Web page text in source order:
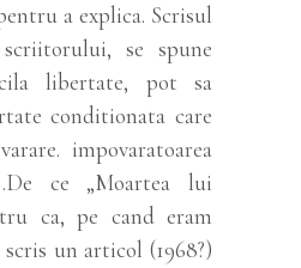
a explica. Scrisul
se spune
libertate, pot sa
conditionata care
impovaratoarea
ce „Moartea lui
ca, pe cand eram
un articol (1968?)